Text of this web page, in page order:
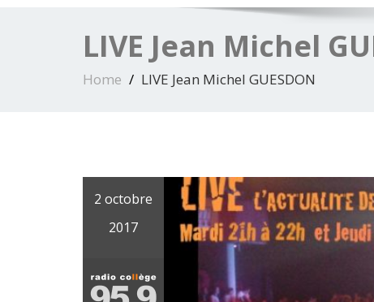
LIVE Jean Michel
Home LIVE Jean Michel GUESDON
2 octobre
2017